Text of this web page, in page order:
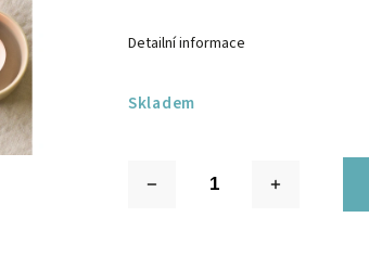
Skladem
Detailní informace